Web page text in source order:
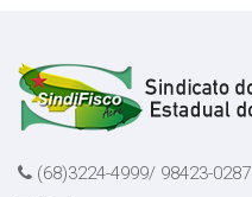
(68)3224-4999/ 98423-0287